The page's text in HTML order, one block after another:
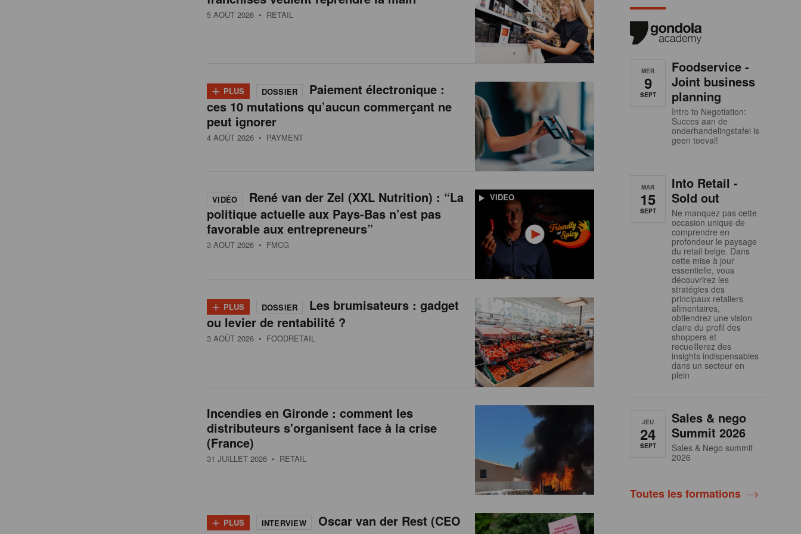
5 AOÛT 2026 • RETAIL
+ PLUS DOSSIER
Paiement électronique :
ces 10 mutations qu’aucun commerçant ne
peut ignorer
4 AOÛT 2026 • PAYMENT
VIDEO
VIDÉO
René van der Zel (XXL Nutrition) : “La
politique actuelle aux Pays-Bas n’est pas
favorable aux entrepreneurs”
3 AOÛT 2026 • FMCG
+ PLUS DOSSIER
Les brumisateurs : gadget
ou levier de rentabilité ?
3 AOÛT 2026 • FOODRETAIL
Incendies en Gironde : comment les
distributeurs s'organisent face à la crise
(France)
31 JUILLET 2026 • RETAIL
+ PLUS INTERVIEW
Oscar van der Rest (CEO
MER
9
SEPT
Foodservice -
Joint business
planning
Intro to Negotiation:
Succes aan de
onderhandelingstafel is
geen toeval!
MAR
15
SEPT
Into Retail -
Sold out
Ne manquez pas cette
occasion unique de
comprendre en
profondeur le paysage
du retail belge. Dans
cette mise à jour
essentielle, vous
découvrirez les
stratégies des
principaux retailers
alimentaires,
obtiendrez une vision
claire du profil des
shoppers et
recueillerez des
insights indispensables
dans un secteur en
plein
JEU
24
SEPT
Sales & nego
Summit 2026
Sales & Nego summit
2026
Toutes les formations